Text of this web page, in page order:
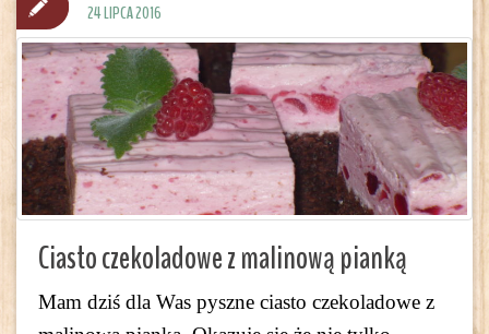
Ciasto czekoladowe z malinową pianką
Mam dziś dla Was pyszne ciasto czekoladowe z
24 LIPCA 2016